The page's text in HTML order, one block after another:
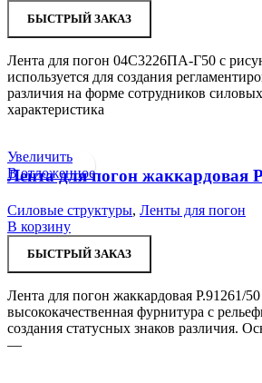
БЫСТРЫЙ ЗАКАЗ
Лента для погон 04С3226ПА-Г50 с
используется для создания
различия на форме сотрудников
характеристика
Увеличить
В отложенное
Лента для погон жаккардовая
Силовые структуры, Ленты для погон
В корзину
БЫСТРЫЙ ЗАКАЗ
Лента для погон жаккардовая Р.91261/
высококачественная фурнитура с
создания статусных знаков различия.
—